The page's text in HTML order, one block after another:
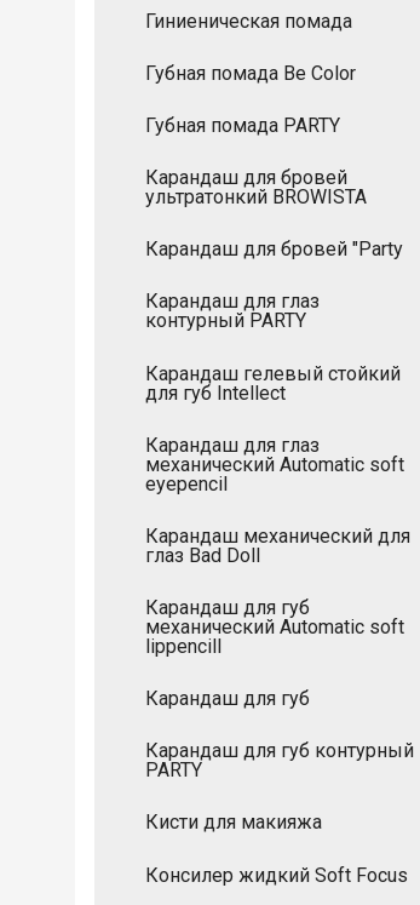
Гиниеническая помада
Губная помада Be Color
Губная помада PARTY
Карандаш для бровей
ультратонкий BROWISTA
Карандаш для бровей "Party
Карандаш для глаз
контурный PARTY
Карандаш гелевый стойкий
для губ Intellect
Карандаш для глаз
механический Automatic soft
eyepencil
Карандаш механический для
глаз Bad Doll
Карандаш для губ
механический Automatic soft
lippencill
Карандаш для губ
Карандаш для губ контурный
PARTY
Кисти для макияжа
Консилер жидкий Soft Focus